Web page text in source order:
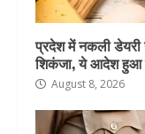
प्रदेश में नकली डेयरी
शिकंजा, ये आदेश हुआ
August 8, 2026